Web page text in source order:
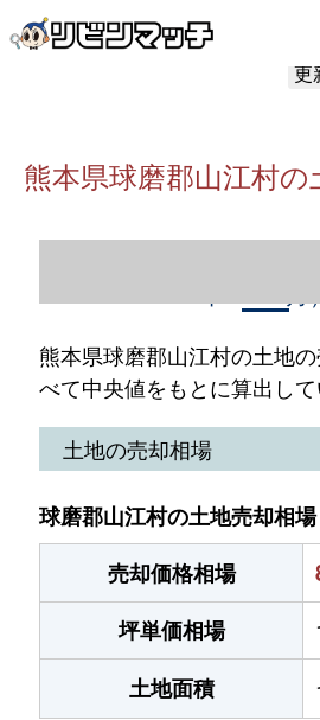
更
熊本県球磨郡山江村
熊本県球磨郡山江村の土地
べて中央値をもとに算出して
土地の売却相場
球磨郡山江村の土地売却相場
売却価格相場
坪単価相場
土地面積